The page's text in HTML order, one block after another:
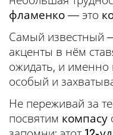
фламенко — это
Самый известный
акценты в нём
ожидать, и именно
особый и
Не переживай за
посвятим компасу